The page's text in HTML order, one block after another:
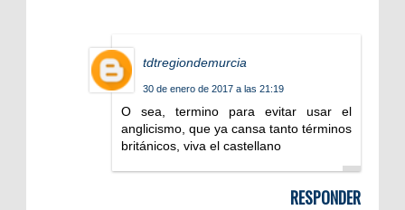
tdtregiondemurcia
30 de enero de 2017 a las 21:19
O sea, termino para evitar usar el
anglicismo, que ya cansa tanto términos
británicos, viva el castellano
RESPONDER